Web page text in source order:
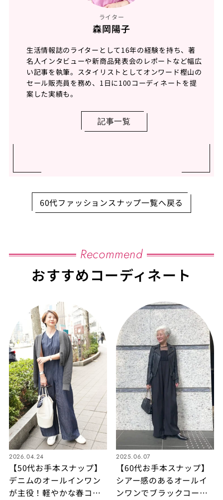
ライター
森岡陽子
生活情報誌のライターとして16年の経験を持ち、著
名人インタビューや新商品発表会のレポートなど幅広
い記事を執筆。スタイリストとしてオンワード樫山の
セール販売員を務め、1日に100コーディネートを提
案した実績も。
記事一覧
60代ファッションスナップ一覧へ戻る
Recommend
おすすめコーディネート
2026.04.24
【50代お手本スナップ】
デニムのオールインワン
が主役！軽やかな春コー
2025.06.07
【60代お手本スナップ】
シアー感のあるオールイ
ンワンでブラックコーデ